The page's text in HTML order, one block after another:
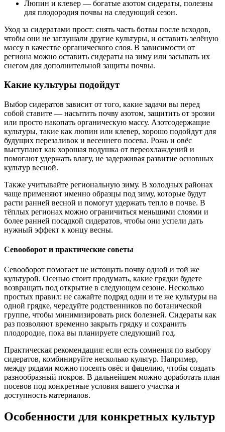
Люпин и клевер — богатые азотом сидераты, полезны
для плодородия почвы на следующий сезон.
Уход за сидератами прост: снять часть ботвы после всходов,
чтобы они не заглушали другие культуры, и оставить зелёную
массу в качестве органического слоя. В зависимости от
региона можно оставить сидераты на зиму или засыпать их
снегом для дополнительной защиты почвы.
Какие культуры подойдут
Выбор сидератов зависит от того, какие задачи вы перед
собой ставите — насытить почву азотом, защитить от эрозии
или просто накопать органическую массу. Азотсодержащие
культуры, такие как люпин или клевер, хорошо подойдут для
будущих перезаливок и весеннего посева. Рожь и овёс
выступают как хорошая подушка от переохлаждений и
помогают удержать влагу, не задерживая развитие основных
культур весной.
Также учитывайте региональную зиму. В холодных районах
чаще применяют именно образцы под зиму, которые будут
расти ранней весной и помогут удержать тепло в почве. В
тёплых регионах можно ограничиться меньшими слоями и
более ранней посадкой сидератов, чтобы они успели дать
нужный эффект к концу весны.
Севооборот и практические советы
Севооборот помогает не истощать почву одной и той же
культурой. Осенью стоит продумать, какие грядки будете
возвращать под открытие в следующем сезоне. Несколько
простых правил: не сажайте подряд одни и те же культуры на
одной грядке, чередуйте родственников по ботанической
группе, чтобы минимизировать риск болезней. Сидераты как
раз позволяют временно закрыть грядку и сохранить
плодородие, пока вы планируете следующий год.
Практическая рекомендация: если есть сомнения по выбору
сидератов, комбинируйте несколько культур. Например,
между рядами можно посеять овёс и фацелию, чтобы создать
разнообразный покров. В дальнейшем можно доработать план
посевов под конкретные условия вашего участка и
доступность материалов.
Особенности для конкретных культур